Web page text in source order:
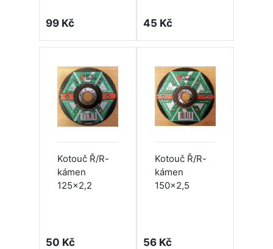
99 Kč 45 Kč
Kotouč Ř/R-
kámen
125x2,2
50 Kč
Kotouč Ř/R-
kámen
150x2,5
56 Kč